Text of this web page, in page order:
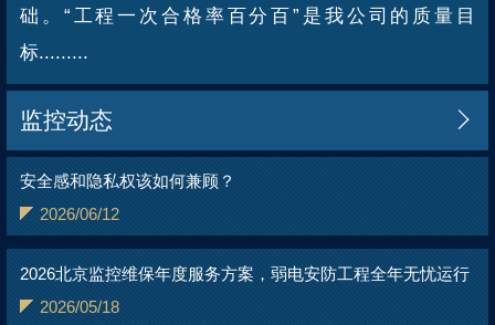
础。“工程一次合格率百分百”是我公司的质量目
标.........
监控动态 
安全感和隐私权该如何兼顾？
2026/06/12
2026北京监控维保年度服务方案，弱电安防工程全年无忧运行
2026/05/18